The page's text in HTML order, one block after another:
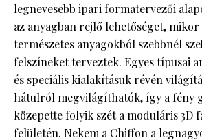
legnevesebb ipari formatervezői
az anyagban rejlő lehetőséget, mikor
természetes anyagokból szebbnél
felszíneket terveztek. Egyes típusai
és speciális kialakításuk révén
hátulról megvilágíthatók, így a fény
közepette folyik szét a moduláris 3D
felületén. Nekem a Chiffon a